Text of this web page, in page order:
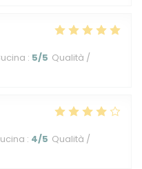
: 5/5 Qualità /
: 4/5 Qualità /